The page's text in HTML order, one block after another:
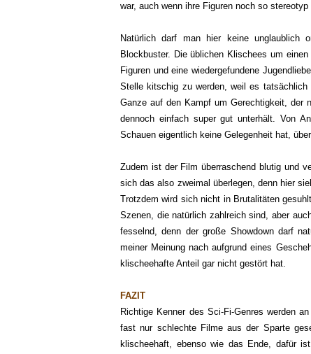
war, auch wenn ihre Figuren noch so stereotyp
Natürlich darf man hier keine unglaublich
Blockbuster. Die üblichen Klischees um
Figuren und eine wiedergefundene
Stelle kitschig zu werden, weil es
Ganze auf den Kampf um Gerechtigkeit, der
dennoch einfach super gut unterhält. Von
Schauen eigentlich keine Gelegenheit hat,
Zudem ist der Film überraschend blutig und
sich das also zweimal überlegen, denn hier
Trotzdem wird sich nicht in Brutalitäten
Szenen, die natürlich zahlreich sind, aber
fesselnd, denn der große Showdown darf
meiner Meinung nach aufgrund eines
klischeehafte Anteil gar nicht gestört hat.
FAZIT
Richtige Kenner des Sci-Fi-Genres werden
fast nur schlechte Filme aus der Sparte
klischeehaft, ebenso wie das Ende, dafür